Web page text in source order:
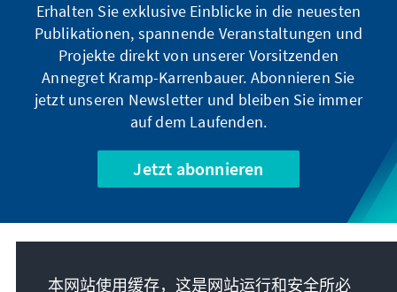
Erhalten Sie exklusive Einblicke in die neuesten
Publikationen, spannende Veranstaltungen und
Projekte direkt von unserer Vorsitzenden
Annegret Kramp-Karrenbauer. Abonnieren Sie
jetzt unseren Newsletter und bleiben Sie immer
auf dem Laufenden.
Jetzt abonnieren
本网站使用缓存，这是网站运行和安全所必